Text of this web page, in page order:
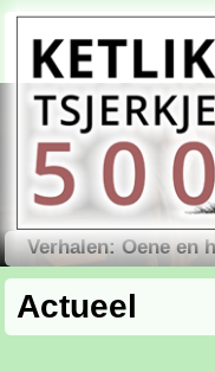
Verhalen: Oene en
Actueel